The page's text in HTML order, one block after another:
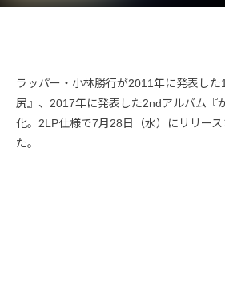
ラッパー・小林勝行が2011年に発表し
尻』、2017年に発表した2ndアルバム『
化。2LP仕様で7月28日（水）にリリー
た。